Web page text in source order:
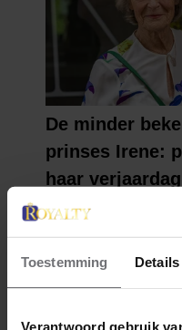
Toestemming Details
Verantwoord gebruik